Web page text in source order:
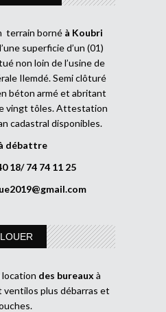
terrain borné à Koubri
superficie d’un (01)
non loin de l’usine de
Ilemdé. Semi clôturé
béton armé et abritant
vingt tôles. Attestation
cadastral disponibles.
débattre
18/ 74 74 11 25
des bureaux à
ventilos plus débarras et